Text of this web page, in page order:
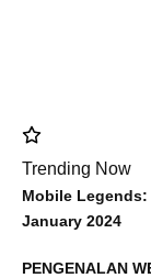
Trending Now
Mobile
January 2024
PENGENALAN